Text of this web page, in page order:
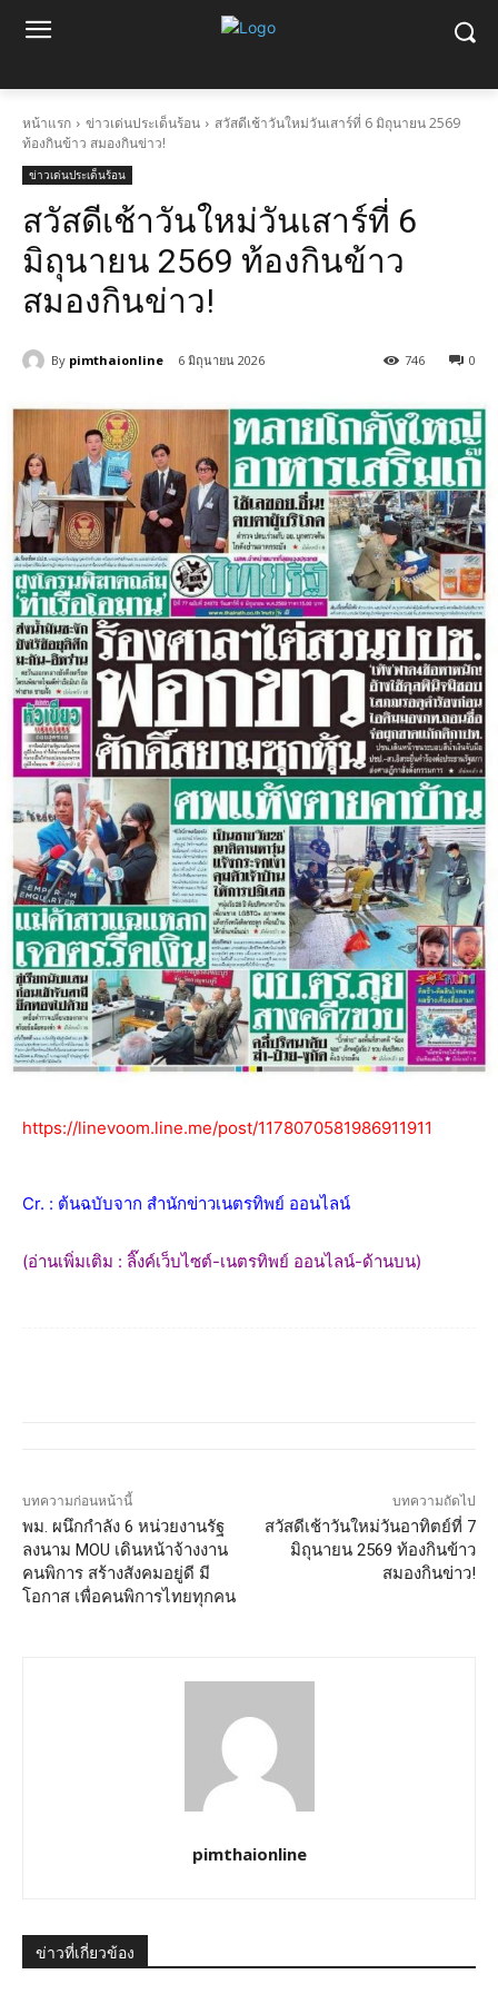
หน้าแรก ข่าวเด่นประเด็นร้อน
สวัสดีเช้าวันใหม่วันเสาร์ที่ 6 มิถุนายน 2569
ท้องกินข้าว สมองกินข่าว!
ข่าวเด่นประเด็นร้อน
สวัสดีเช้าวันใหม่วันเสาร์ที่ 6
มิถุนายน 2569 ท้องกินข้าว
สมองกินข่าว!
By pimthaionline 6 มิถุนายน 2026 0
746
https://linevoom.line.me/post/1178070581986911911
Cr. : ต้นฉบับจาก สำนักข่าวเนตรทิพย์ ออนไลน์
(อ่านเพิ่มเติม : ลิ๊งค์เว็บไซต์-เนตรทิพย์ ออนไลน์-ด้านบน)
บทความก่อนหน้านี้
พม. ผนึกกำลัง 6 หน่วยงานรัฐ
ลงนาม MOU เดินหน้าจ้างงาน
คนพิการ สร้างสังคมอยู่ดี มี
โอกาส เพื่อคนพิการไทยทุกคน
บทความถัดไป
สวัสดีเช้าวันใหม่วันอาทิตย์ที่ 7
มิถุนายน 2569 ท้องกินข้าว
สมองกินข่าว!
pimthaionline
ข่าวที่เกี่ยวข้อง